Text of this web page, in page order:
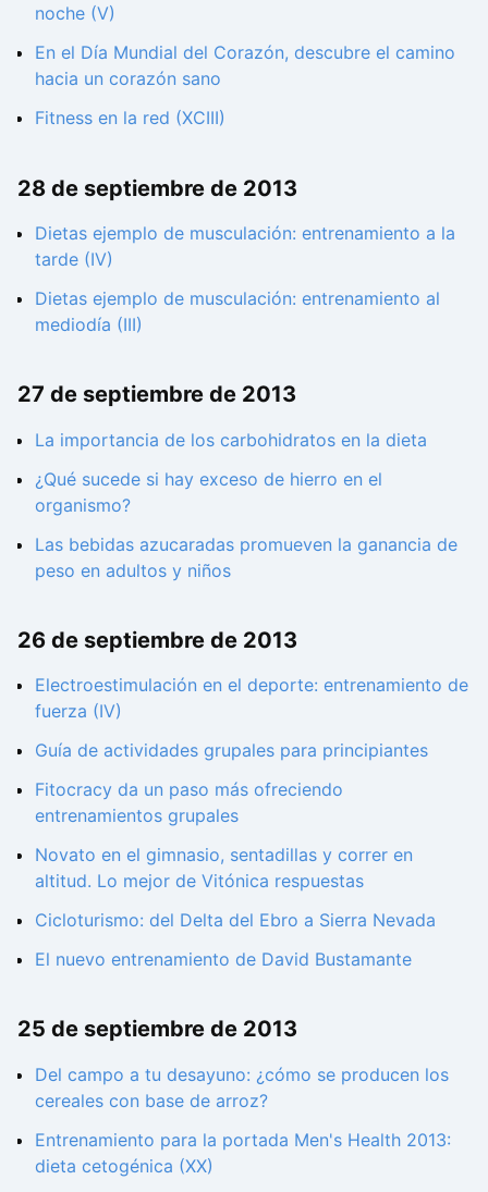
noche (V)
En el Día Mundial del Corazón, descubre el camino
hacia un corazón sano
Fitness en la red (XCIII)
28 de septiembre de 2013
Dietas ejemplo de musculación: entrenamiento a la
tarde (IV)
Dietas ejemplo de musculación: entrenamiento al
mediodía (III)
27 de septiembre de 2013
La importancia de los carbohidratos en la dieta
¿Qué sucede si hay exceso de hierro en el
organismo?
Las bebidas azucaradas promueven la ganancia de
peso en adultos y niños
26 de septiembre de 2013
Electroestimulación en el deporte: entrenamiento de
fuerza (IV)
Guía de actividades grupales para principiantes
Fitocracy da un paso más ofreciendo
entrenamientos grupales
Novato en el gimnasio, sentadillas y correr en
altitud. Lo mejor de Vitónica respuestas
Cicloturismo: del Delta del Ebro a Sierra Nevada
El nuevo entrenamiento de David Bustamante
25 de septiembre de 2013
Del campo a tu desayuno: ¿cómo se producen los
cereales con base de arroz?
Entrenamiento para la portada Men's Health 2013:
dieta cetogénica (XX)